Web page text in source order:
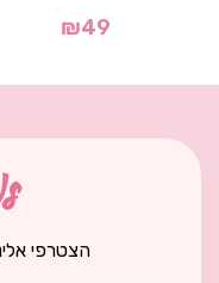
₪49
הצטרפי